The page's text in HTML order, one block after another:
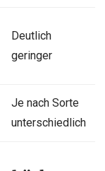
Deutlich
geringer
Je nach Sorte
unterschiedlich